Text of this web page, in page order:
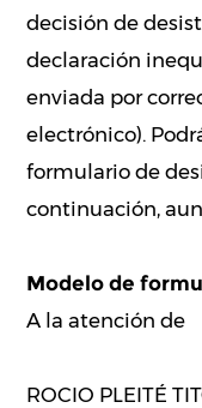
decisión de
declaración
enviada por
electrónico).
formulario de
continuación,
Modelo de
A la atención de
ROCIO PLEITÉ